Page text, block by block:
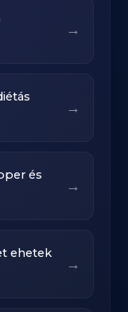
→
→
és
→
ehetek
→